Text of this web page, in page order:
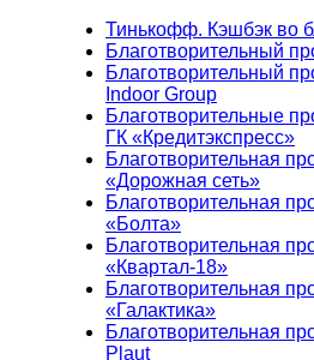
Тинькофф. Кэшбэк во
Благотворительный
Благотворительный
Indoor Group
Благотворительные
ГК «Кредитэкспресс»
Благотворительная
«Дорожная сеть»
Благотворительная
«Болта»
Благотворительная
«Квартал-18»
Благотворительная
«Галактика»
Благотворительная
Plaut